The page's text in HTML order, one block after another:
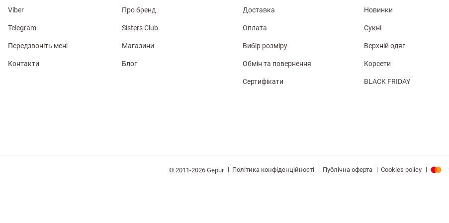
Viber
Telegram
Передзвоніть мені
Контакти
Про бренд
Sisters Club
Магазини
Блог
Доставка
Оплата
Вибір розміру
Обмін та повернення
Сертифікати
Новинки
Сукні
Верхній одяг
Корсети
BLACK FRIDAY
© 2011-2026 Gepur | Політика конфіденційності | Публічна оферта | Cookies policy |